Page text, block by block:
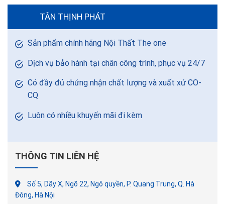
TÂN THỊNH PHÁT
Sản phẩm chính hãng Nội Thất The one
Dịch vụ bảo hành tại chân công trình, phục vụ 24/7
Có đầy đủ chứng nhận chất lượng và xuất xứ CO-
CQ
Luôn có nhiều khuyến mãi đi kèm
THÔNG TIN LIÊN HỆ
Số 5, Dãy X, Ngõ 22, Ngô quyền, P. Quang Trung, Q. Hà
Đông, Hà Nội